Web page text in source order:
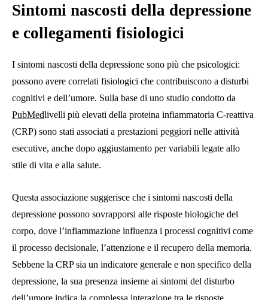
Sintomi nascosti della depressione
e collegamenti fisiologici
I sintomi nascosti della depressione sono più che psicologici:
possono avere correlati fisiologici che contribuiscono a disturbi
cognitivi e dell’umore. Sulla base di uno studio condotto da
PubMedlivelli più elevati della proteina infiammatoria C‑reattiva
(CRP) sono stati associati a prestazioni peggiori nelle attività
esecutive, anche dopo aggiustamento per variabili legate allo
stile di vita e alla salute.
Questa associazione suggerisce che i sintomi nascosti della
depressione possono sovrapporsi alle risposte biologiche del
corpo, dove l’infiammazione influenza i processi cognitivi come
il processo decisionale, l’attenzione e il recupero della memoria.
Sebbene la CRP sia un indicatore generale e non specifico della
depressione, la sua presenza insieme ai sintomi del disturbo
dell’umore indica la complessa interazione tra le risposte